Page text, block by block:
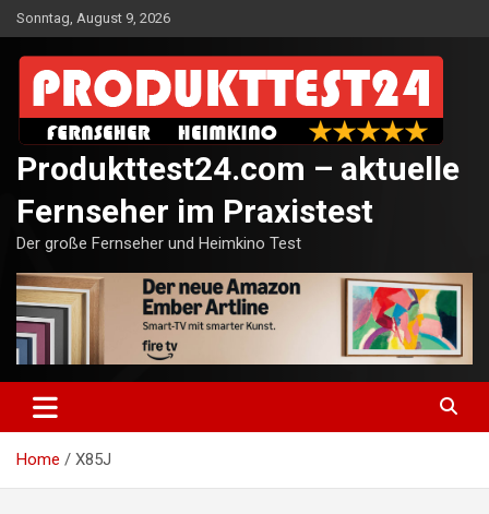
Skip
to
content
Sonntag, August 9, 2026
Produkttest24.com – aktuelle
Fernseher im Praxistest
Der große Fernseher und Heimkino Test
Home X85J